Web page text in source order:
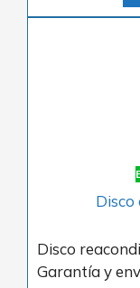
Disco
Disco
Garantía y